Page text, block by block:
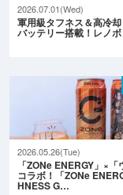
2026.07.01(Wed)
軍用級タフネス＆高冷
バッテリー搭載！レノ
2026.05.26(Tue)
「ZONe ENERGY」×「
コラボ！「ZONe
HNESS G…